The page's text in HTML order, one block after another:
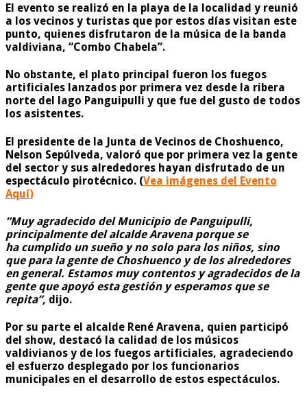
El evento se realizó en la playa de la localidad y reunió
a los vecinos y turistas que por estos días visitan este
punto, quienes disfrutaron de la música de la banda
valdiviana, “Combo Chabela”.
No obstante, el plato principal fueron los fuegos
artificiales lanzados por primera vez desde la ribera
norte del lago Panguipulli y que fue del gusto de todos
los asistentes.
El presidente de la Junta de Vecinos de Choshuenco,
Nelson Sepúlveda, valoró que por primera vez la gente
del sector y sus alrededores hayan disfrutado de un
espectáculo pirotécnico. (Vea imágenes del Evento
Aquí)
“Muy agradecido del Municipio de Panguipulli,
principalmente del alcalde Aravena porque se
ha cumplido un sueño y no solo para los niños, sino
que para la gente de Choshuenco y de los alrededores
en general. Estamos muy contentos y agradecidos de la
gente que apoyó esta gestión y esperamos que se
repita”, dijo.
Por su parte el alcalde René Aravena, quien participó
del show, destacó la calidad de los músicos
valdivianos y de los fuegos artificiales, agradeciendo
el esfuerzo desplegado por los funcionarios
municipales en el desarrollo de estos espectáculos.